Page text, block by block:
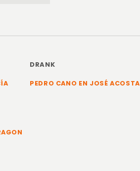
DRANK
PEDRO CANO EN JOSÉ ACOSTA